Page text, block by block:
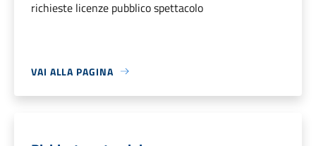
richieste licenze pubblico spettacolo
VAI ALLA PAGINA